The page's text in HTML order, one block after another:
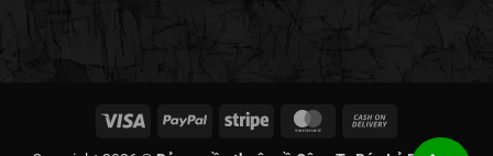
Visa PayPal Stripe MasterCard